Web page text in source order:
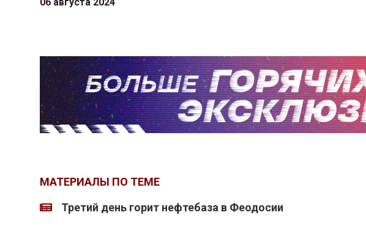
МАТЕРИАЛЫ ПО ТЕМЕ
Третий день горит нефтебаза в Феодосии